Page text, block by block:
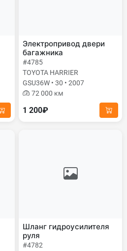
Электропривод двери
багажника
#4785
TOYOTA HARRIER
GSU36W • 30 • 2007
72 000 км
1 200₽
Шланг гидроусилителя
руля
#4782